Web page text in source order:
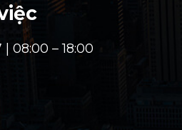
08:00 – 18:00